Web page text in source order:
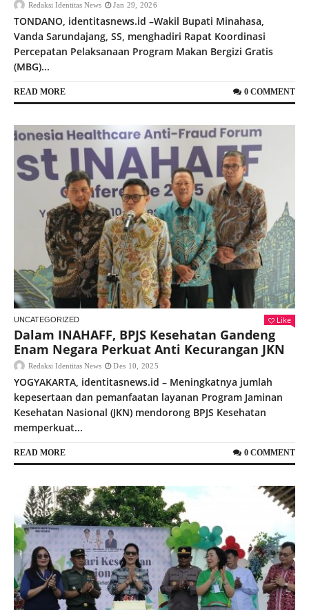
Redaksi Identitas News Jan 29, 2026
TONDANO, identitasnews.id –Wakil Bupati Minahasa,
Vanda Sarundajang, SS, menghadiri Rapat Koordinasi
Percepatan Pelaksanaan Program Makan Bergizi Gratis
(MBG)...
READ MORE 0 COMMENT
UNCATEGORIZED Like
Dalam INAHAFF, BPJS Kesehatan Gandeng
Enam Negara Perkuat Anti Kecurangan JKN
Redaksi Identitas News Des 10, 2025
YOGYAKARTA, identitasnews.id – Meningkatnya jumlah
kepesertaan dan pemanfaatan layanan Program Jaminan
Kesehatan Nasional (JKN) mendorong BPJS Kesehatan
memperkuat...
READ MORE 0 COMMENT